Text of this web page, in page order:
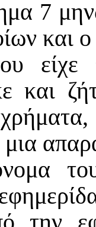
7
και
είχε
και